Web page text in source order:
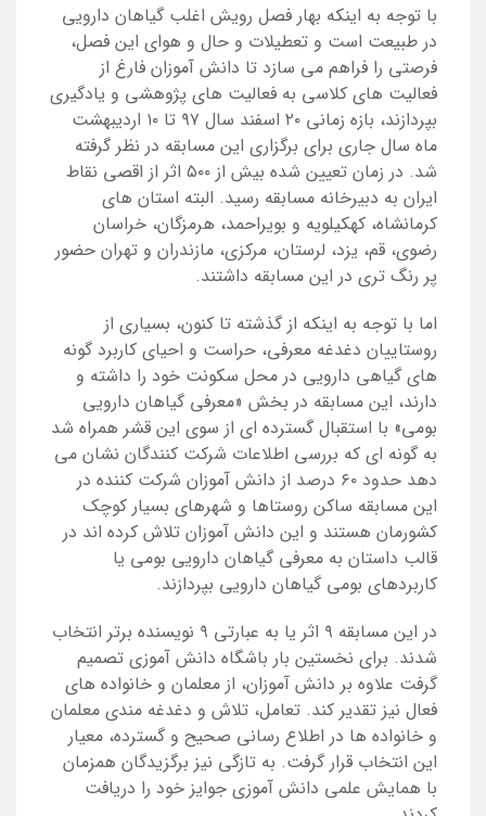
با توجه به اینکه بهار فصل رویش اغلب گیاهان دارویی
در طبیعت است و تعطیلات و حال و هوای این فصل،
فرصتی را فراهم می سازد تا دانش آموزان فارغ از
فعالیت های کلاسی به فعالیت های پژوهشی و یادگیری
بپردازند، بازه زمانی ۲۰ اسفند سال ۹۷ تا ۱۰ اردیبهشت
ماه سال جاری برای برگزاری این مسابقه در نظر گرفته
شد. در زمان تعیین شده بیش از ۵۰۰ اثر از اقصی نقاط
ایران به دبیرخانه مسابقه رسید. البته استان های
کرمانشاه، کهکیلویه و بویراحمد، هرمزگان، خراسان
رضوی، قم، یزد، لرستان، مرکزی، مازندران و تهران حضور
پر رنگ تری در این مسابقه داشتند.
اما با توجه به اینکه از گذشته تا کنون، بسیاری از
روستاییان دغدغه معرفی، حراست و احیای کاربرد گونه
های گیاهی دارویی در محل سکونت خود را داشته و
دارند، این مسابقه در بخش «معرفی گیاهان دارویی
بومی» با استقبال گسترده ای از سوی این قشر همراه شد
به گونه ای که بررسی اطلاعات شرکت کنندگان نشان می
دهد حدود ۶۰
درصد از دانش آموزان شرکت کننده در
این مسابقه ساکن روستاها و شهرهای بسیار کوچک
کشورمان هستند و این دانش آموزان تلاش کرده اند در
قالب داستان به معرفی گیاهان دارویی بومی یا
کاربردهای بومی گیاهان دارویی بپردازند.
در این مسابقه ۹ اثر یا به عبارتی ۹ نویسنده برتر انتخاب
شدند. برای نخستین بار باشگاه دانش آموزی تصمیم
گرفت علاوه بر دانش آموزان، از معلمان و خانواده های
فعال نیز تقدیر کند. تعامل، تلاش و دغدغه مندی معلمان
و خانواده ها در اطلاع رسانی صحیح و گسترده، معیار
این انتخاب قرار گرفت. به تازگی نیز برگزیدگان همزمان
با همایش علمی دانش آموزی جوایز خود را دریافت